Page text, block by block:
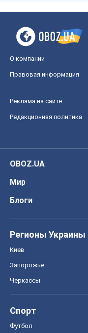
О компании
Правовая информация
Реклама на сайте
Редакционная политика
OBOZ.UA
Мир
Блоги
Регионы Украины
Киев
Запорожье
Черкассы
Спорт
Футбол